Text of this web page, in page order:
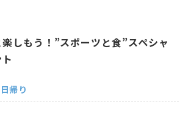
しもう！”スポーツと食”スペシャ
日帰り